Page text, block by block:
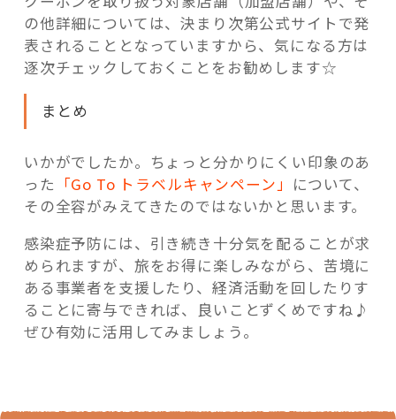
の他詳細については、決まり次第公式サイトで発
表されることとなっていますから、気になる方は
逐次チェックしておくことをお勧めします☆
まとめ
いかがでしたか。ちょっと分かりにくい印象のあ
った 「Go To トラベルキャンペーン」 について、
その全容がみえてきたのではないかと思います。
感染症予防には、引き続き十分気を配ることが求
められますが、旅をお得に楽しみながら、苦境に
ある事業者を支援したり、経済活動を回したりす
ることに寄与できれば、良いことずくめですね♪
ぜひ有効に活用してみましょう。